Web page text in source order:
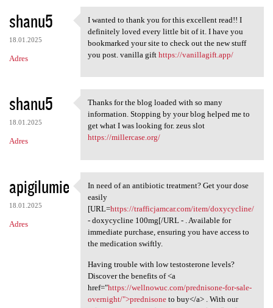
shanu5
18.01.2025
Adres
I wanted to thank you for
I wanted to thank you for this excellent read!! I
definitely loved every little bit of it. I have you
bookmarked your site to check out the new stuff
you post. vanilla gift https://vanillagift.app/
shanu5
18.01.2025
Adres
Thanks for the blog loaded
Thanks for the blog loaded with so many
information. Stopping by your blog helped me to
get what I was looking for. zeus slot
https://millercase.org/
apigilumie
18.01.2025
Adres
In need of an antibiotic
In need of an antibiotic treatment? Get your dose
easily
[URL=https://trafficjamcar.com/item/doxycycline/
- doxycycline 100mg[/URL - . Available for
immediate purchase, ensuring you have access to
the medication swiftly.
Having trouble with low testosterone levels?
Discover the benefits of <a
href="https://wellnowuc.com/prednisone-for-sale-
overnight/">prednisoneto buy</a> . With our